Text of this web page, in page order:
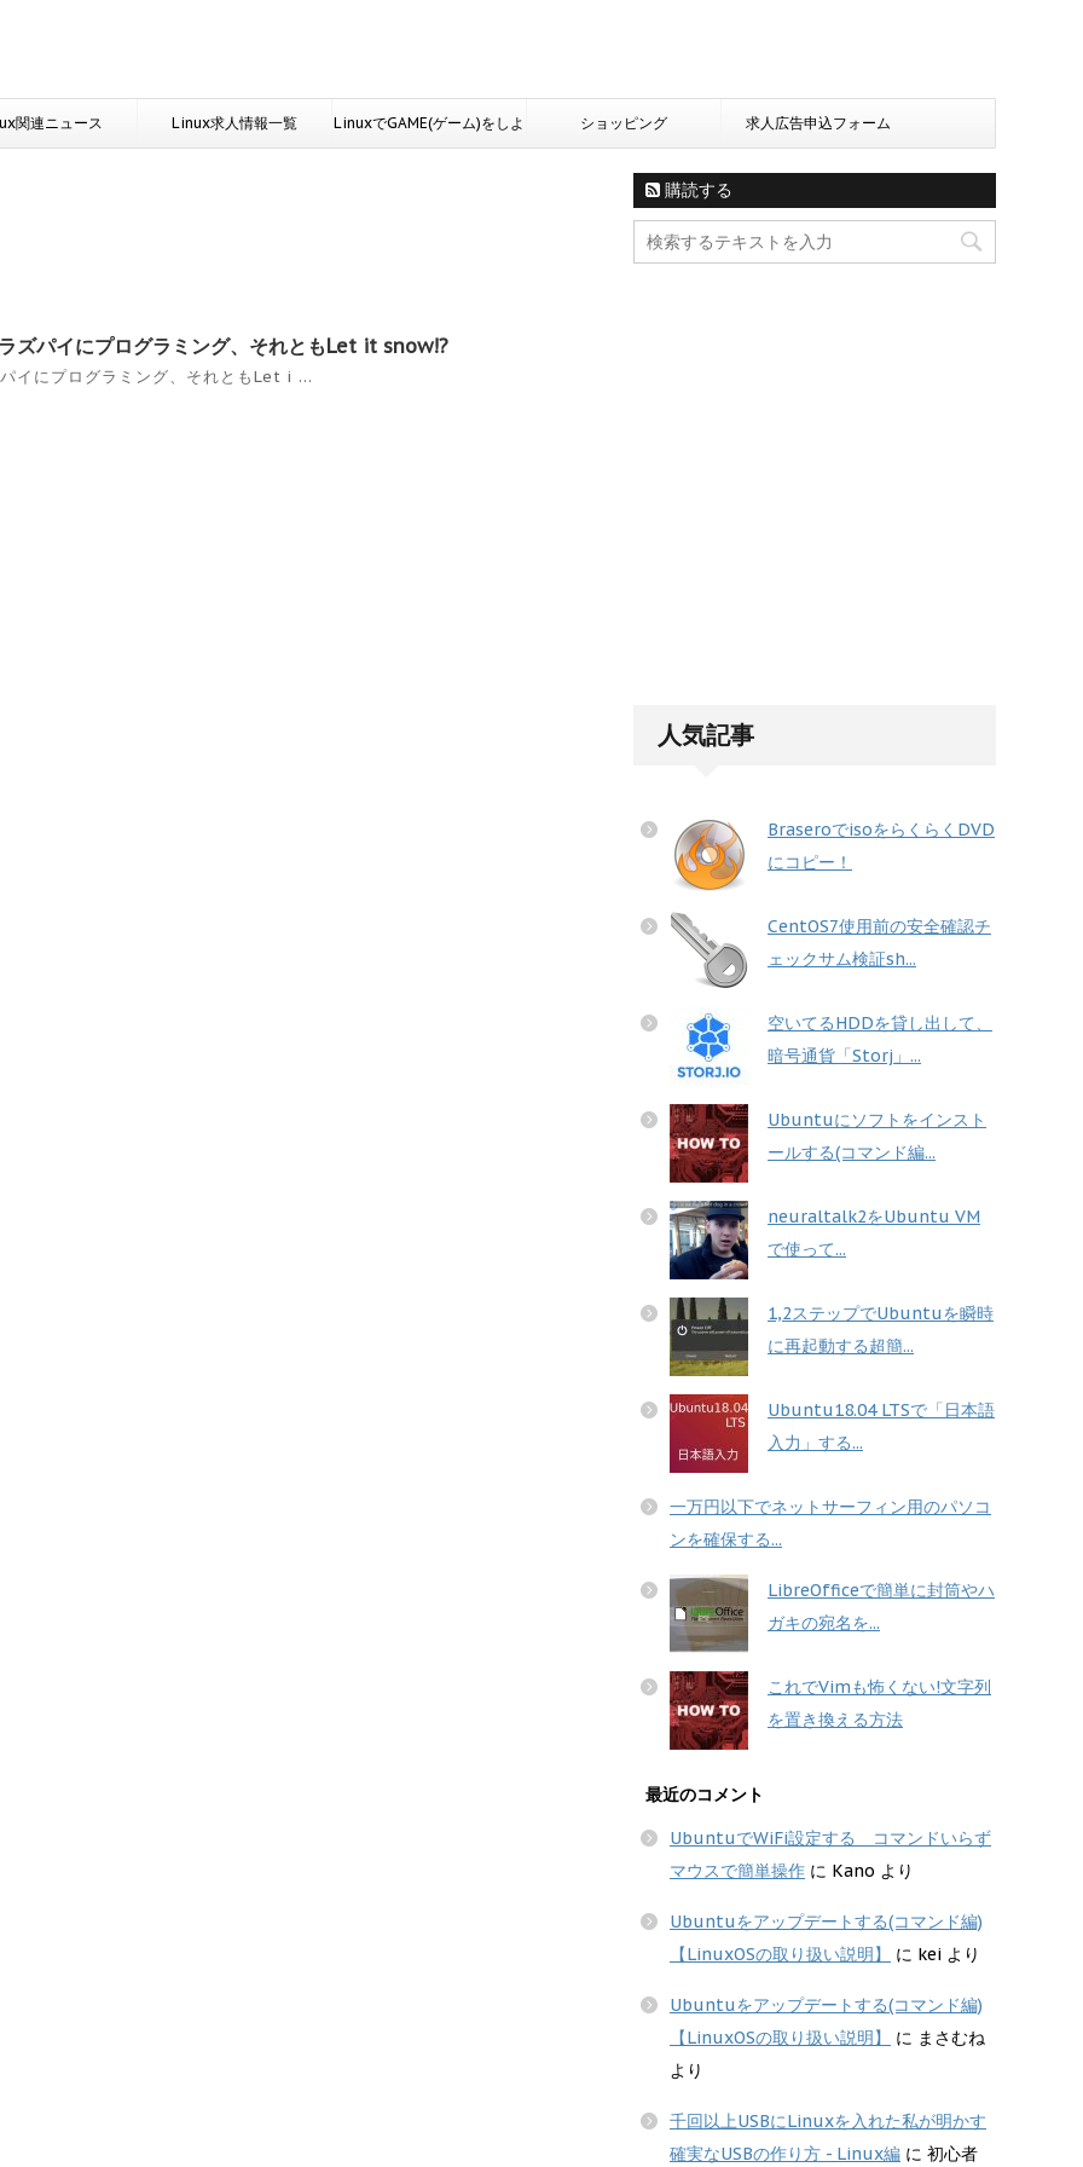
関連ニュース Linux求人情報一覧 LinuxでGAME(ゲーム)をしよ ショッピング 求人広告申込フォーム
ズパイにプログラミング、それともLet it snow!?
イにプログラミング、それともLet i ...
購読する
人気記事
BraseroでisoをらくらくDVD
にコピー！
CentOS7使用前の安全確認チ
ェックサム検証sh...
空いてるHDDを貸し出して、
暗号通貨「Storj」...
Ubuntuにソフトをインスト
ールする(コマンド編...
neuraltalk2をUbuntu VM
で使って...
1,2ステップでUbuntuを瞬時
に再起動する超簡...
Ubuntu18.04 LTSで「日本語
入力」する...
一万円以下でネットサーフィン用のパソコ
ンを確保する...
LibreOfficeで簡単に封筒やハ
ガキの宛名を...
これでVimも怖くない!文字列
を置き換える方法
最近のコメント
UbuntuでWiFi設定する コマンドいらず
マウスで簡単操作 に Kano より
Ubuntuをアップデートする(コマンド編)
【LinuxOSの取り扱い説明】
に kei より
Ubuntuをアップデートする(コマンド編)
【LinuxOSの取り扱い説明】
に まさむね
より
千回以上USBにLinuxを入れた私が明かす
確実なUSBの作り方 - Linux編 に 初心者